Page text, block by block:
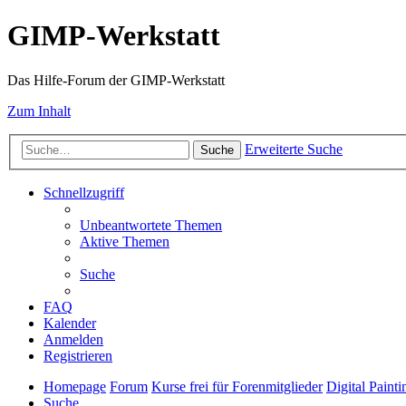
GIMP-Werkstatt
Das Hilfe-Forum der GIMP-Werkstatt
Zum Inhalt
Suche Erweiterte Suche
Schnellzugriff
Unbeantwortete Themen
Aktive Themen
Suche
FAQ
Kalender
Anmelden
Registrieren
Homepage Forum Kurse frei für Forenmitglieder Digital